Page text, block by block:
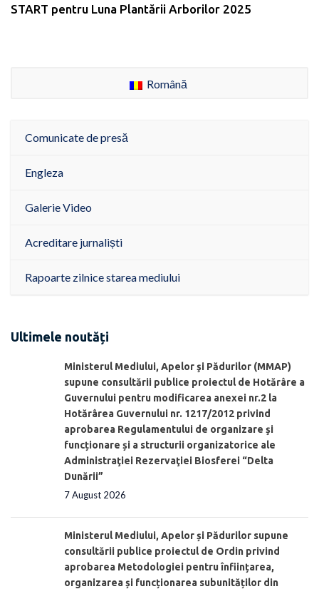
START pentru Luna Plantării Arborilor 2025
Română
Comunicate de presă
Engleza
Galerie Video
Acreditare jurnaliști
Rapoarte zilnice starea mediului
Ultimele noutăți
Ministerul Mediului, Apelor şi Pădurilor (MMAP)
supune consultării publice proiectul de Hotărâre a
Guvernului pentru modificarea anexei nr.2 la
Hotărârea Guvernului nr. 1217/2012 privind
aprobarea Regulamentului de organizare şi
funcționare și a structurii organizatorice ale
Administraţiei Rezervaţiei Biosferei “Delta
Dunării”
7 August 2026
Ministerul Mediului, Apelor și Pădurilor supune
consultării publice proiectul de Ordin privind
aprobarea Metodologiei pentru înființarea,
organizarea și funcționarea subunităților din